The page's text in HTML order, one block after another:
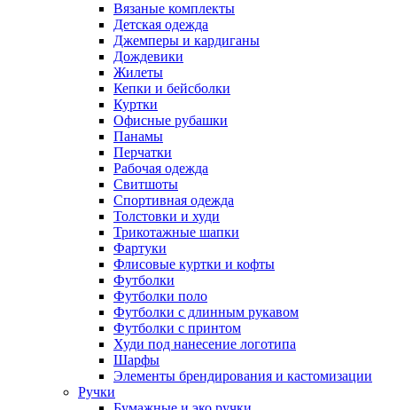
Вязаные комплекты
Детская одежда
Джемперы и кардиганы
Дождевики
Жилеты
Кепки и бейсболки
Куртки
Офисные рубашки
Панамы
Перчатки
Рабочая одежда
Свитшоты
Спортивная одежда
Толстовки и худи
Трикотажные шапки
Фартуки
Флисовые куртки и кофты
Футболки
Футболки поло
Футболки с длинным рукавом
Футболки с принтом
Худи под нанесение логотипа
Шарфы
Элементы брендирования и кастомизации
Ручки